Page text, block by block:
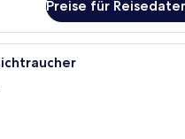
Preise für
Ein Hotelzimmer mit